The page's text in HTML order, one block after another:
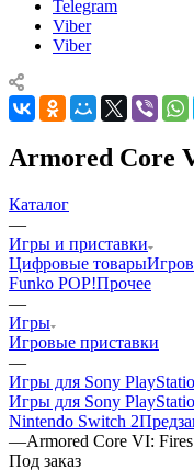
Telegram
Viber
Viber
Armored Core
Каталог
—
Игры и приставки
Цифровые товары
Funko POP!Прочее
—
Игры
Игровые приставки
—
Игры для Sony
Игры для Sony
Nintendo Switch 2
—Armored Core VI:
Под заказ